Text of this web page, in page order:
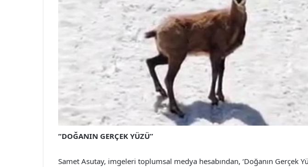
“DOĞANIN GERÇEK YÜZÜ”
Samet Asutay, imgeleri toplumsal medya hesabından, ‘Doğanın Gerçek